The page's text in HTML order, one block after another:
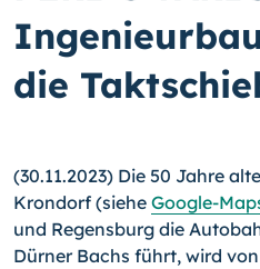
die
(30.11.2023) Die 50 Jahre
Krondorf (siehe Google-
und Regensburg die
Dürner Bachs führt, wird